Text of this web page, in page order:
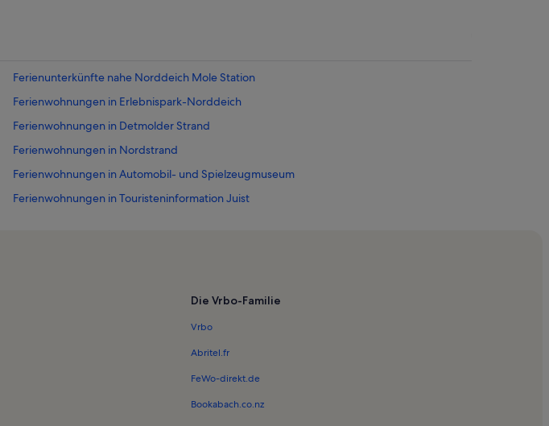
Ferienunterkünfte nahe Norddeich Mole Station
Ferienwohnungen in Erlebnispark-Norddeich
Ferienwohnungen in Detmolder Strand
Ferienwohnungen in Nordstrand
Ferienwohnungen in Automobil- und Spielzeugmuseum
Ferienwohnungen in Touristeninformation Juist
Ferienwohnungen in Hundestrand NorddeichDie Vrbo-Familie
Vrbo
Abritel.fr
FeWo-direkt.de
Bookabach.co.nz